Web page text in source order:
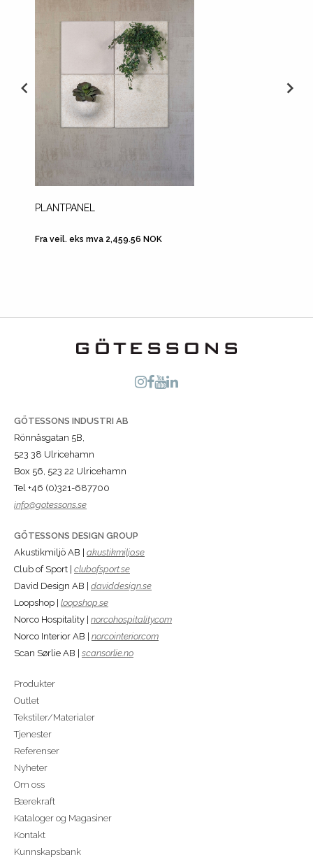
PLANTPANEL
Fra veil. eks mva 2,459.56 NOK
GÖTESSONS INDUSTRI AB
Rönnåsgatan 5B,
523 38 Ulricehamn
Box 56, 523 22 Ulricehamn
Tel +46 (0)321-687700
info@gotessons.se
GÖTESSONS DESIGN GROUP
Akustikmiljö AB | akustikmiljo.se
Club of Sport | clubofsport.se
David Design AB | daviddesign.se
Loopshop | loopshop.se
Norco Hospitality | norcohospitality.com
Norco Interior AB | norcointerior.com
Scan Sørlie AB | scansorlie.no
Produkter
Outlet
Tekstiler/Materialer
Tjenester
Referenser
Nyheter
Om oss
Bærekraft
Kataloger og Magasiner
Kontakt
Kunnskapsbank